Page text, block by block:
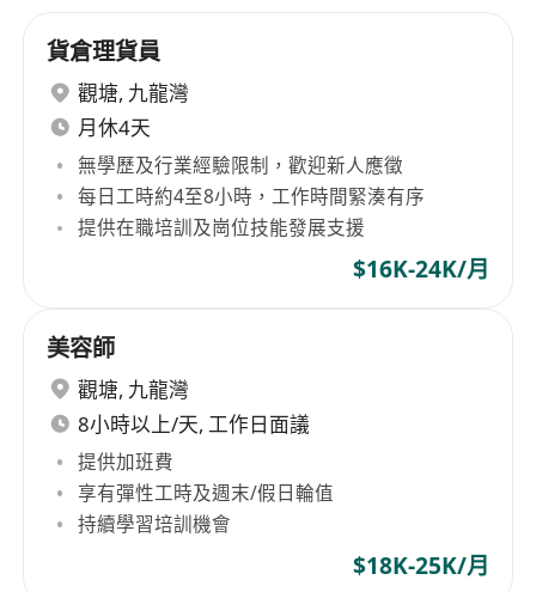
貨倉理貨員
觀塘, 九龍灣
月休4天
無學歷及行業經驗限制，歡迎新人應徵
每日工時約4至8小時，工作時間緊湊有序
提供在職培訓及崗位技能發展支援
$16K-24K/月
美容師
觀塘, 九龍灣
8小時以上/天, 工作日面議
提供加班費
享有彈性工時及週末/假日輪值
持續學習培訓機會
$18K-25K/月